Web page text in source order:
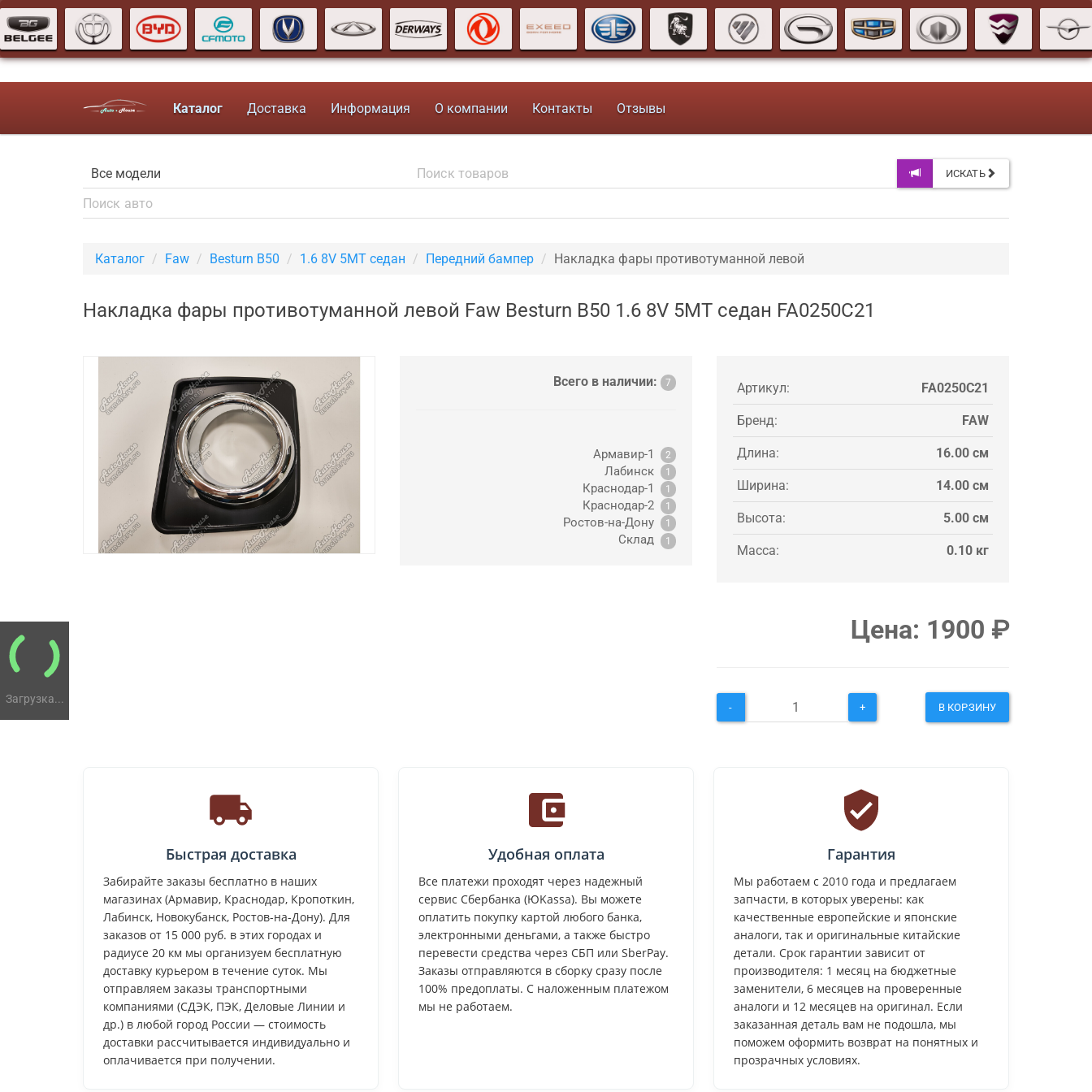
Загрузка...
Каталог Доставка Информация О компании Контакты Отзывы
ИСКАТЬ
Каталог Faw Besturn B50 1.6 8V 5MT седан Передний бампер Накладка фары противотуманной левой
Накладка фары противотуманной левой Faw Besturn B50 1.6 8V 5MT седан FA0250C21
Всего в наличии: 7
Армавир-1 2
Лабинск 1
Краснодар-1 1
Краснодар-2 1
Ростов-на-Дону 1
Склад 1
Артикул: FA0250C21
Бренд: FAW
Длина: 16.00 см
Ширина: 14.00 см
Высота: 5.00 см
Масса: 0.10 кг
Цена: 1900 ₽
- + В КОРЗИНУ
Быстрая доставка
Забирайте заказы бесплатно в наших
магазинах (Армавир, Краснодар, Кропоткин,
Лабинск, Новокубанск, Ростов-на-Дону). Для
заказов от 15 000 руб. в этих городах и
радиусе 20 км мы организуем бесплатную
доставку курьером в течение суток. Мы
отправляем заказы транспортными
компаниями (СДЭК, ПЭК, Деловые Линии и
др.) в любой город России — стоимость
доставки рассчитывается индивидуально и
оплачивается при получении.
Удобная оплата
Все платежи проходят через надежный
сервис Сбербанка (ЮKassa). Вы можете
оплатить покупку картой любого банка,
электронными деньгами, а также быстро
перевести средства через СБП или SberPay.
Заказы отправляются в сборку сразу после
100% предоплаты. С наложенным платежом
мы не работаем.
Гарантия
Мы работаем с 2010 года и предлагаем
запчасти, в которых уверены: как
качественные европейские и японские
аналоги, так и оригинальные китайские
детали. Срок гарантии зависит от
производителя: 1 месяц на бюджетные
заменители, 6 месяцев на проверенные
аналоги и 12 месяцев на оригинал. Если
заказанная деталь вам не подошла, мы
поможем оформить возврат на понятных и
прозрачных условиях.